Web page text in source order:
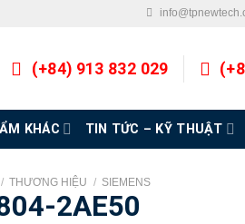
(+84) 913 832 029
KHÁC TIN TỨC – KỸ THUẬT
/ THƯƠNG HIỆU / SIEMENS
2AE50